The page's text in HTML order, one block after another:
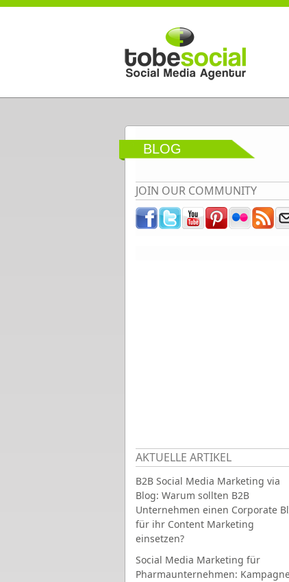
Direkt zum Inhalt
BLOG
JOIN OUR COMMUNITY
AKTUELLE ARTIKEL
B2B Social Media Marketing via
Blog: Warum sollten B2B
Unternehmen einen Corporate
für ihr Content Marketing
einsetzen?
Social Media Marketing für
Pharmaunternehmen: